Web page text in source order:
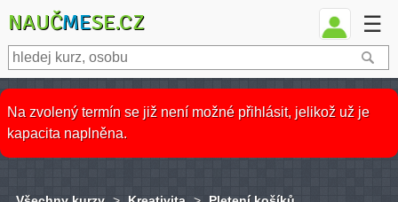
NAUČMESE.CZ ☰
Na zvolený termín se již není možné přihlásit, jelikož už je
kapacita naplněna.